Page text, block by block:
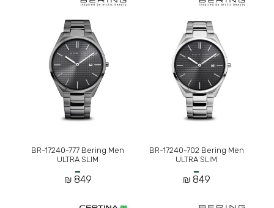
BR-17240-702 Bering Men
ULTRA SLIM
849 ₪
BR-17240-777 Bering Men
ULTRA SLIM
849 ₪